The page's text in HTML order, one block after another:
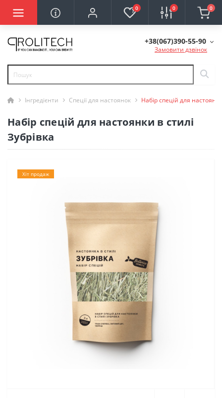
0 0 0
+38(067)390-55-90
Замовити дзвінок
Інгредієнти Спеції для настоянок Набір спецій для
Набір спецій для настоянки в стилі
Зубрівка
Хіт продаж